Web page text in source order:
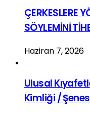
ÇERKESLERE
SÖYLEMİNİ
Haziran 7, 2026
Ulusal
Kimliği /